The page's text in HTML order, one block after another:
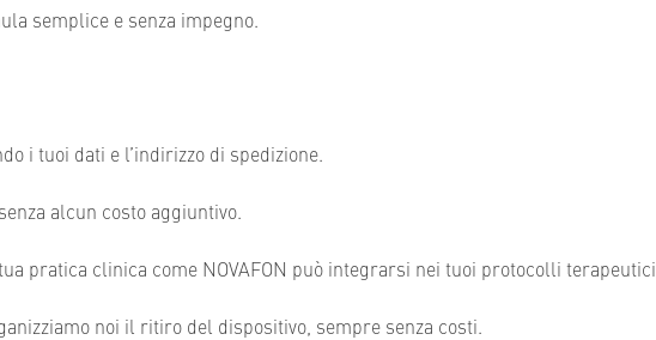
semplice e senza impegno.
i tuoi dati e l’indirizzo di spedizione.
alcun costo aggiuntivo.
pratica clinica come NOVAFON può integrarsi nei tuoi protocolli terapeutici.
noi il ritiro del dispositivo, sempre senza costi.